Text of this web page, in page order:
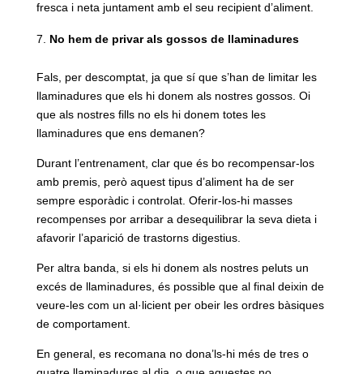
fresca i neta juntament amb el seu recipient d’aliment.
No hem de privar als gossos de llaminadures
Fals, per descomptat, ja que sí que s’han de limitar les
llaminadures que els hi donem als nostres gossos. Oi
que als nostres fills no els hi donem totes les
llaminadures que ens demanen?
Durant l’entrenament, clar que és bo recompensar-los
amb premis, però aquest tipus d’aliment ha de ser
sempre esporàdic i controlat. Oferir-los-hi masses
recompenses por arribar a desequilibrar la seva dieta i
afavorir l’aparició de trastorns digestius.
Per altra banda, si els hi donem als nostres peluts un
excés de llaminadures, és possible que al final deixin de
veure-les com un al·licient per obeir les ordres bàsiques
de comportament.
En general, es recomana no dona’ls-hi més de tres o